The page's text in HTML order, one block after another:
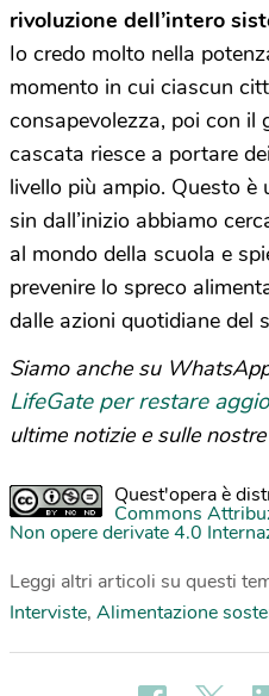
rivoluzione dell’intero
Io credo molto nella
momento in cui ciascun
consapevolezza, poi con
cascata riesce a portare
livello più ampio. Questo è
sin dall’inizio abbiamo
al mondo della scuola e
prevenire lo spreco
dalle azioni quotidiane del
Siamo anche su
LifeGate per restare
ultime notizie e sulle
Quest'opera è
Commons
Non opere derivate 4.0
Leggi altri articoli su questi
Interviste, Alimentazione